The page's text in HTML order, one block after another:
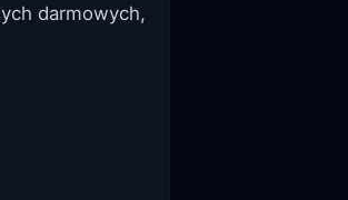
darmowych,